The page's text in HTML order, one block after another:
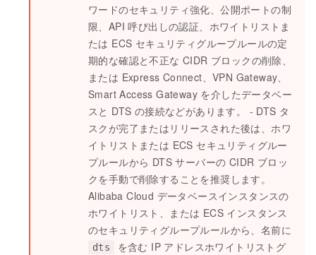
ワードのセキュリティ強化、公開ポートの制
限、API 呼び出しの認証、ホワイトリストま
たは ECS セキュリティグループルールの定
期的な確認と不正な CIDR ブロックの削除、
または Express Connect、VPN Gateway、
Smart Access Gateway を介したデータベー
スと DTS の接続などがあります。 - DTS タ
スクが完了またはリリースされた後は、ホワ
イトリストまたは ECS セキュリティグルー
プルールから DTS サーバーの CIDR ブロッ
クを手動で削除することを推奨します。
Alibaba Cloud データベースインスタンスの
ホワイトリスト、または ECS インスタンス
のセキュリティグループルールから、名前に
dts
を含む IP アドレスホワイトリストグ